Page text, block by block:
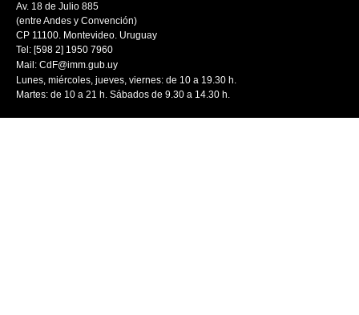
Av. 18 de Julio 885
(entre Andes y Convención)
CP 11100. Montevideo. Uruguay
Tel: [598 2] 1950 7960
Mail: CdF@imm.gub.uy
Lunes, miércoles, jueves, viernes: de 10 a 19.30 h.
Martes: de 10 a 21 h. Sábados de 9.30 a 14.30 h.